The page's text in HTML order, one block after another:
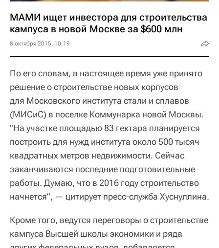
МАМИ ищет инвестора для строительства
кампуса в новой Москве за $600 млн
8 октября 2015, 10:19
По его словам, в настоящее время уже принято
решение о строительстве новых корпусов
для Московского института стали и сплавов
(МИСиС) в поселке Коммунарка новой Москвы.
"На участке площадью 83 гектара планируется
построить для нужд института около 500 тысяч
квадратных метров недвижимости. Сейчас
заканчиваются последние подготовительные
работы. Думаю, что в 2016 году строительство
начнется", — цитирует пресс-служба Хуснуллина.
Кроме того, ведутся переговоры о строительстве
кампуса Высшей школы экономики и ряда